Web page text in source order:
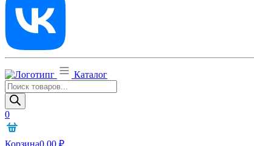
Каталог
Поиск
товаров
0
Корзина0,00 ₽